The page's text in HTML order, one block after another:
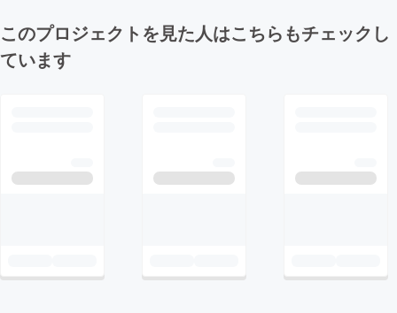
このプロジェクトを見た人はこちらもチェックし
ています